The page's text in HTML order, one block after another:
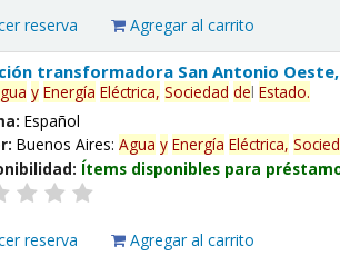
reserva Agregar al carrito
transformadora San Antonio
y Energía Eléctrica, Sociedad delEstado.
Español
Buenos Aires:Agua y Energía Eléctrica,
Ítems disponibles para
reserva Agregar al carrito